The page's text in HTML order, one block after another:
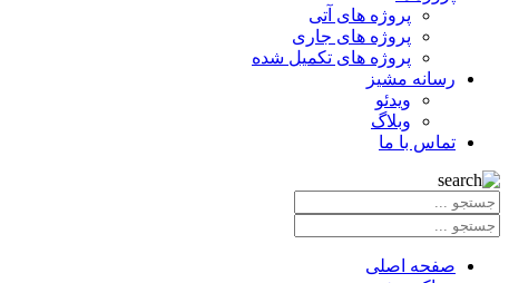
پروژه های آتی
پروژه های جاری
پروژه های تکمیل شده
رسانه مشیز
ویدئو
وبلاگ
تماس با ما
صفحه اصلی